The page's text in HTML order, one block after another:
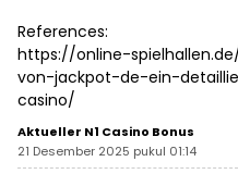
References:
https://online-
von-jackpot-de-ein-
casino/
Aktueller N1 Casino Bonus
21 Desember 2025 pukul 01:14